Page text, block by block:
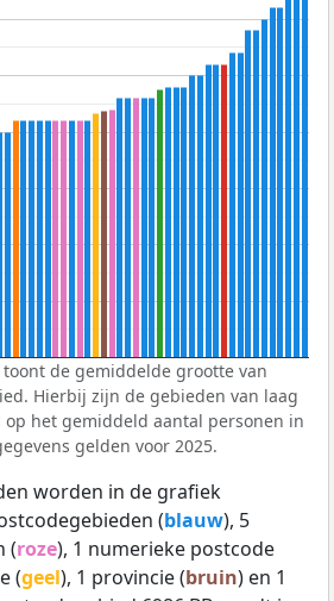
de gemiddelde grootte van
Hierbij zijn de gebieden van laag
het gemiddeld aantal personen in
gelden voor 2025.
worden in de grafiek
(blauw), 5
(roze), 1 numerieke postcode
(geel), 1 provincie (bruin) en 1